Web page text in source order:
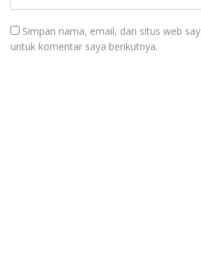
Simpan nama, email, dan situs web
untuk komentar saya berikutnya.